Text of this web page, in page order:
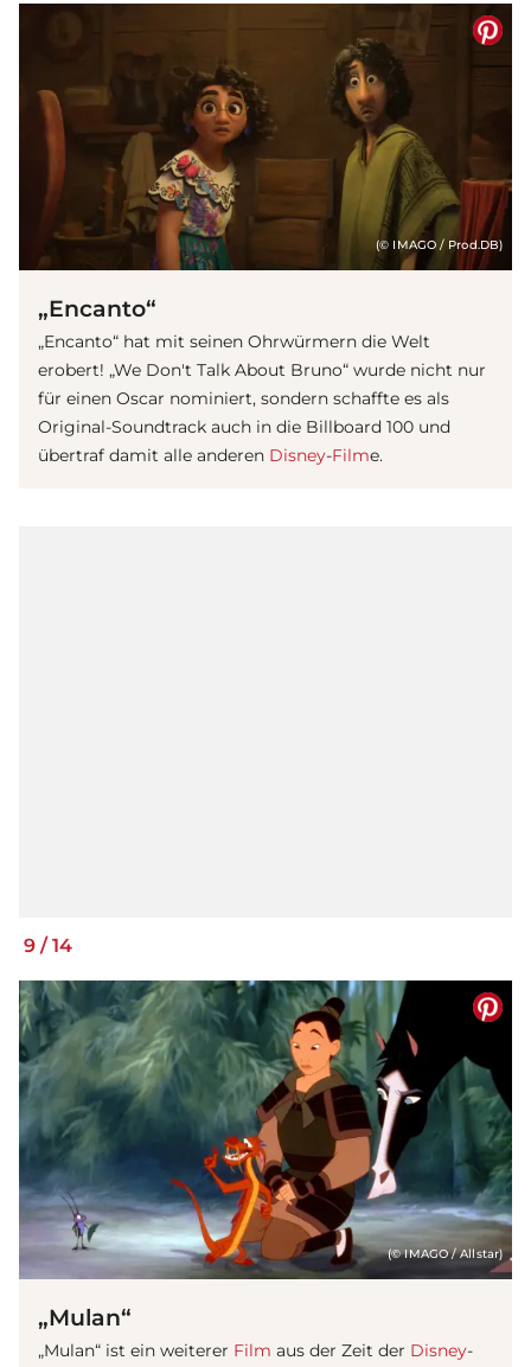
(© IMAGO / Prod.DB)
„Encanto“
„Encanto“ hat mit seinen Ohrwürmern die Welt
erobert! „We Don't Talk About Bruno“ wurde nicht nur
für einen Oscar nominiert, sondern schaffte es als
Original-Soundtrack auch in die Billboard 100 und
übertraf damit alle anderen Disney-Filme.
9 / 14
(© IMAGO / Allstar)
„Mulan“
„Mulan“ ist ein weiterer Film aus der Zeit der Disney-